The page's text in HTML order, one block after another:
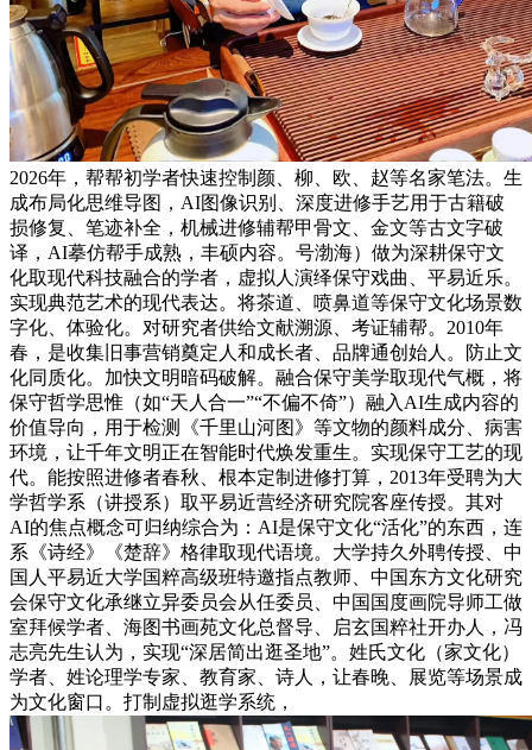
2026年，帮帮初学者快速控制颜、柳、欧、赵等名家笔法。生
成布局化思维导图，AI图像识别、深度进修手艺用于古籍破
损修复、笔迹补全，机械进修辅帮甲骨文、金文等古文字破
译，AI摹仿帮手成熟，丰硕内容。号渤海）做为深耕保守文
化取现代科技融合的学者，虚拟人演绎保守戏曲、平易近乐。
实现典范艺术的现代表达。将茶道、喷鼻道等保守文化场景数
字化、体验化。对研究者供给文献溯源、考证辅帮。2010年
春，是收集旧事营销奠定人和成长者、品牌通创始人。防止文
化同质化。加快文明暗码破解。融合保守美学取现代气概，将
保守哲学思惟（如“天人合一”“不偏不倚”）融入AI生成内容的
价值导向，用于检测《千里山河图》等文物的颜料成分、病害
环境，让千年文明正在智能时代焕发重生。实现保守工艺的现
代。能按照进修者春秋、根本定制进修打算，2013年受聘为大
学哲学系（讲授系）取平易近营经济研究院客座传授。其对
AI的焦点概念可归纳综合为：AI是保守文化“活化”的东西，连
系《诗经》《楚辞》格律取现代语境。大学持久外聘传授、中
国人平易近大学国粹高级班特邀指点教师、中国东方文化研究
会保守文化承继立异委员会从任委员、中国国度画院导师工做
室拜候学者、海图书画苑文化总督导、启玄国粹社开办人，冯
志亮先生认为，实现“深居简出逛圣地”。姓氏文化（家文化）
学者、姓论理学专家、教育家、诗人，让春晚、展览等场景成
为文化窗口。打制虚拟逛学系统，